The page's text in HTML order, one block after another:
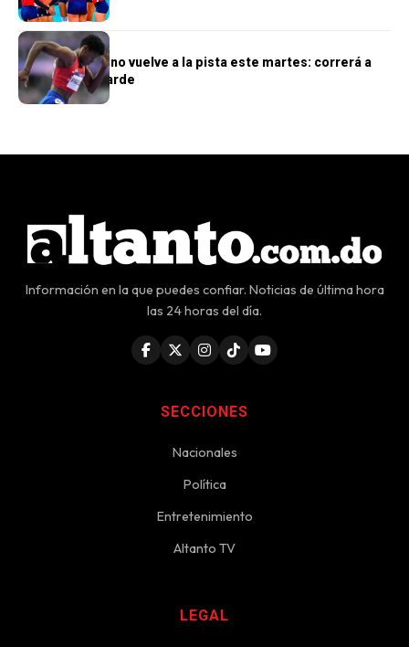
DEPORTES
Marileidy Paulino vuelve a la pista este martes: correrá a
las 6:30 de la tarde
Información en la que puedes confiar. Noticias de última hora
las 24 horas del día.
SECCIONES
Nacionales
Política
Entretenimiento
Altanto TV
LEGAL